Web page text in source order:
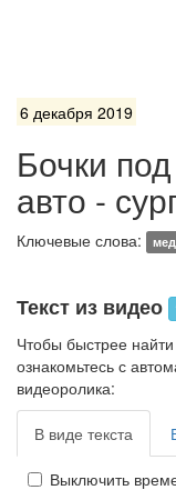
6 декабря 2019
Бочки
авто -
Ключевые слова: мед
Текст из видео
Чтобы быстрее
ознакомьтесь с
видеоролика:
В виде текста
Выключить